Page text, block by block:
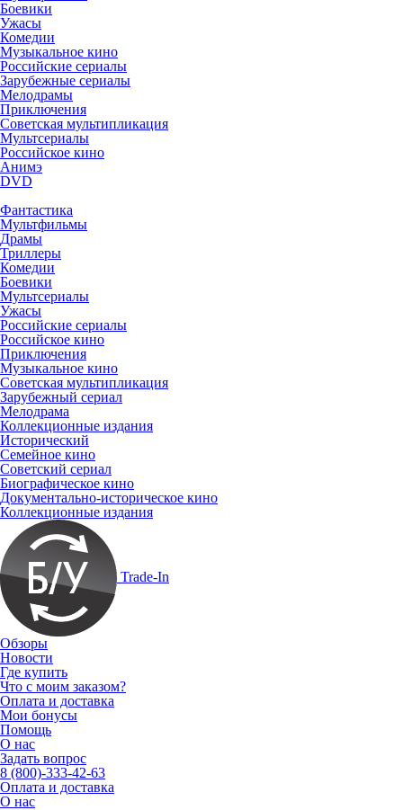
Боевики
Ужасы
Комедии
Музыкальное кино
Российские сериалы
Зарубежные сериалы
Мелодрамы
Приключения
Советская мультипликация
Мультсериалы
Российское кино
Анимэ
DVD
Фантастика
Мультфильмы
Драмы
Триллеры
Комедии
Боевики
Мультсериалы
Ужасы
Российские сериалы
Российское кино
Приключения
Музыкальное кино
Советская мультипликация
Зарубежный сериал
Мелодрама
Коллекционные издания
Исторический
Семейное кино
Советский сериал
Биографическое кино
Документально-историческое кино
Коллекционные издания
Trade-In
Обзоры
Новости
Где купить
Что с моим заказом?
Оплата и доставка
Мои бонусы
Помощь
О нас
Задать вопрос
8 (800)-333-42-63
Оплата и доставка
О нас